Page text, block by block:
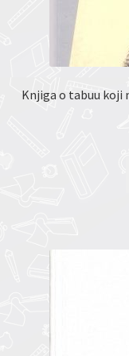
Knjiga o tabuu koji